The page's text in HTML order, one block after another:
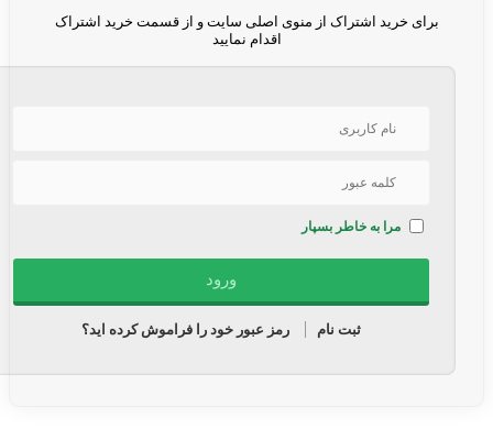
برای خرید اشتراک از منوی اصلی سایت و از قسمت خرید اشتراک
اقدام نمایید
مرا به خاطر بسپار
ثبت نام رمز عبور خود را فراموش کرده اید؟